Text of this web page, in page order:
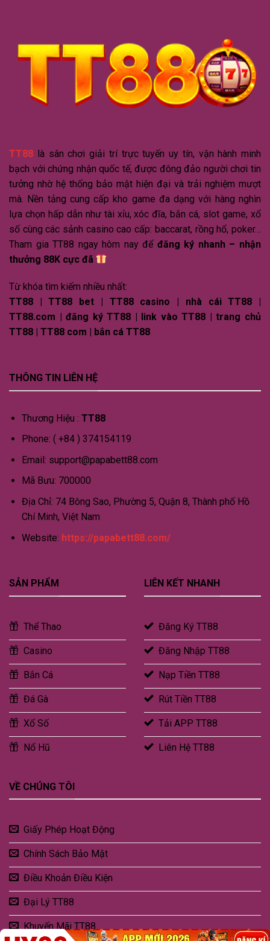
TT88 là sân chơi giải trí trực tuyến uy tín, vận hành minh
bạch với chứng nhận quốc tế, được đông đảo người chơi tin
tưởng nhờ hệ thống bảo mật hiện đại và trải nghiệm mượt
mà. Nền tảng cung cấp kho game đa dạng với hàng nghìn
lựa chọn hấp dẫn như tài xỉu, xóc đĩa, bắn cá, slot game, xổ
số cùng các sảnh casino cao cấp: baccarat, rồng hổ, poker…
Tham gia TT88 ngay hôm nay để đăng ký nhanh – nhận
thưởng 88K cực đã
Từ khóa tìm kiếm nhiều nhất:
TT88 | TT88 bet | TT88 casino | nhà cái TT88 |
TT88.com | đăng ký TT88 | link vào TT88 | trang chủ
TT88 | TT88 com | bắn cá TT88
THÔNG TIN LIÊN HỆ
Thương Hiệu : TT88
Phone: ( +84 ) 374154119
Email: support@papabett88.com
Mã Bưu: 700000
Địa Chỉ: 74 Bông Sao, Phường 5, Quận 8, Thành phố Hồ
Chí Minh, Việt Nam
Website: https://papabett88.com/
SẢN PHẨM
Thể Thao
Casino
Bắn Cá
Đá Gà
Xổ Số
Nổ Hũ
LIÊN KẾT NHANH
Đăng Ký TT88
Đăng Nhập TT88
Nạp Tiền TT88
Rút Tiền TT88
Tải APP TT88
Liên Hệ TT88
VỀ CHÚNG TÔI
Giấy Phép Hoạt Động
Chính Sách Bảo Mật
Điều Khoản Điều Kiện
Đại Lý TT88
Khuyến Mãi TT88